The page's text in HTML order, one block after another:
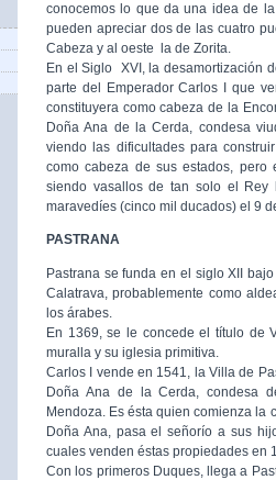
conocemos lo que da una idea de
pueden apreciar dos de las cuatro
Cabeza y al oeste la de Zorita.
En el Siglo XVI, la desamortización
parte del Emperador Carlos I que
constituyera como cabeza de la
Doña Ana de la Cerda, condesa
viendo las dificultades para
como cabeza de sus estados,
siendo vasallos de tan solo el
maravedíes (cinco mil ducados) el 9
PASTRANA
Pastrana se funda en el siglo XII
Calatrava, probablemente como
los árabes.
En 1369, se le concede el título de
muralla y su iglesia primitiva.
Carlos I vende en 1541, la Villa de
Doña Ana de la Cerda, condesa
Mendoza. Es ésta quien comienza la
Doña Ana, pasa el señorío a sus
cuales venden éstas propiedades en
Con los primeros Duques, llega a